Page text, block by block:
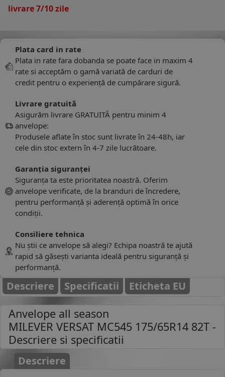
livrare 7/10 zile
Plata card in rate
Plata in rate fara dobanda se poate face in maxim 4
rate si acceptăm o gamă variată de carduri de
credit pentru o experiență de cumpărare sigură.
Livrare gratuită
Asigurăm livrare GRATUITĂ pentru minim 4
anvelope:
Produsele aflate în stoc sunt livrate în 24-48h, iar
cele din stoc extern în 4-7 zile lucrătoare.
Garanția siguranței
Siguranța ta este prioritatea noastră. Oferim
anvelope verificate, de la branduri de încredere,
pentru performanță și aderență optimă în orice
condiții.
Consiliere tehnica
Nu știi ce anvelope să alegi? Echipa noastră te ajută
rapid să găsești varianta ideală pentru siguranță și
performanță.
Descriere Specificatii Eticheta EU
Anvelope all season
MILEVER VERSAT MC545 175/65R14 82T -
Descriere si specificatii
Descriere